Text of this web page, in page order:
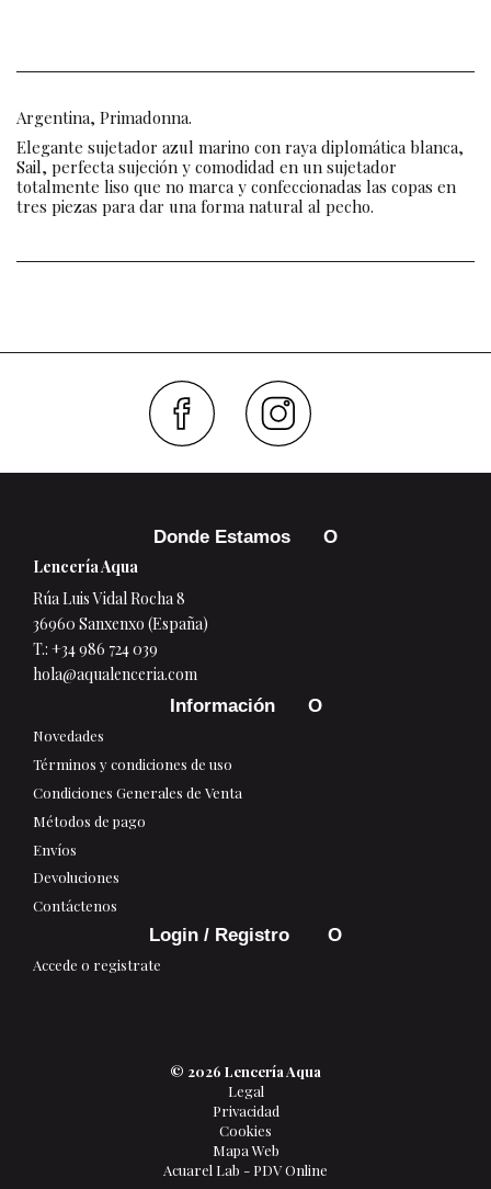
Argentina, Primadonna.
Elegante sujetador azul marino con raya diplomática blanca,
Sail, perfecta sujeción y comodidad en un sujetador
totalmente liso que no marca y confeccionadas las copas en
tres piezas para dar una forma natural al pecho.
Donde Estamos
Lencería Aqua
Rúa Luis Vidal Rocha 8
36960 Sanxenxo (España)
T.: +34 986 724 039
hola@aqualenceria.com
Información
Novedades
Términos y condiciones de uso
Condiciones Generales de Venta
Métodos de pago
Envíos
Devoluciones
Contáctenos
Login / Registro
Accede o registrate
© 2026 Lencería Aqua
Legal
Privacidad
Cookies
Mapa Web
Acuarel Lab - PDV Online